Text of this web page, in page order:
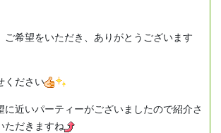
ご希望をいただき、ありがとうございます
ください
に近いパーティーがございましたので紹介さ
ただきますね